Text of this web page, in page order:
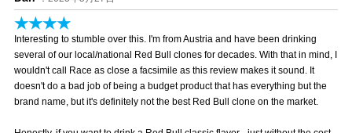
★★★★
Interesting to stumble over this. I'm from Austria and have been drinking
several of our local/national Red Bull clones for decades. With that in mind, I
wouldn't call Race as close a facsimile as this review makes it sound. It
doesn't do a bad job of being a budget product that has everything but the
brand name, but it's definitely not the best Red Bull clone on the market.